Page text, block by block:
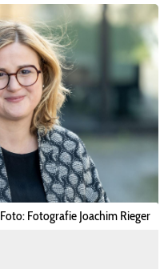
Foto: Fotografie Joachim Rieger